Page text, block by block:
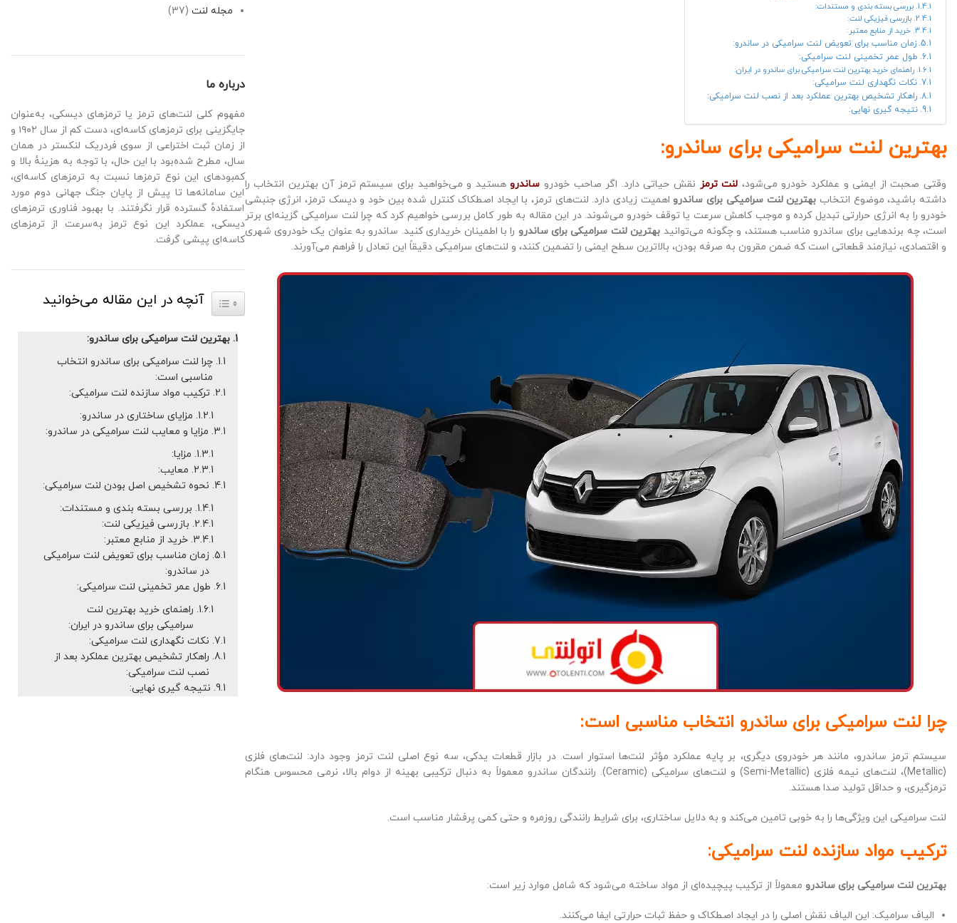
بررسی بسته بندی و مستندات:
بازرسی فیزیکی لنت:
خرید از منابع معتبر:
زمان مناسب برای تعویض لنت سرامیکی در ساندرو:
طول عمر تخمینی لنت سرامیکی:
راهنمای خرید بهترین لنت سرامیکی برای ساندرو در ایران:
نکات نگهداری لنت سرامیکی:
راهکار تشخیص بهترین عملکرد بعد از نصب لنت سرامیکی:
نتیجه گیری نهایی:
بهترین لنت سرامیکی برای ساندرو:
وقتی صحبت از ایمنی و عملکرد خودرو می‌شود، لنت ترمز نقش حیاتی دارد. اگر صاحب خودرو ساندروهستید و می‌خواهید برای سیستم ترمز آن بهترین انتخاب را
داشته باشید، موضوع انتخاب بهترین لنت سرامیکی برای ساندرو اهمیت زیادی دارد. لنت‌های ترمز، با ایجاد اصطکاک کنترل شده بین خود و دیسک ترمز، انرژی جنبشی
خودرو را به انرژی حرارتی تبدیل کرده و موجب کاهش سرعت یا توقف خودرو می‌شوند. در این مقاله به طور کامل بررسی خواهیم کرد که چرا لنت سرامیکی گزینه‌ای برتر
است، چه برندهایی برای ساندرو مناسب هستند، و چگونه می‌توانید بهترین لنت سرامیکی برای ساندرو را با اطمینان خریداری کنید. ساندرو به عنوان یک خودروی شهری
و اقتصادی، نیازمند قطعاتی است که ضمن مقرون به صرفه بودن، بالاترین سطح ایمنی را تضمین کنند، و لنت‌های سرامیکی دقیقاً این تعادل را فراهم می‌آورند.
چرا لنت سرامیکی برای ساندرو انتخاب مناسبی است:
سیستم ترمز ساندرو، مانند هر خودروی دیگری، بر پایه عملکرد مؤثر لنت‌ها استوار است. در بازار قطعات یدکی، سه نوع اصلی لنت ترمز وجود دارد: لنت‌های فلزی
(Metallic)، لنت‌های نیمه فلزی (Semi-Metallic) و لنت‌های سرامیکی (Ceramic). رانندگان ساندرو معمولاً به دنبال ترکیبی بهینه از دوام بالا، نرمی محسوس هنگام
ترمزگیری، و حداقل تولید صدا هستند.
لنت سرامیکی این ویژگی‌ها را به خوبی تامین می‌کند و به دلایل ساختاری، برای شرایط رانندگی روزمره و حتی کمی پرفشار مناسب است.
ترکیب مواد سازنده لنت سرامیکی:
بهترین لنت سرامیکی برای ساندرو معمولاً از ترکیب پیچیده‌ای از مواد ساخته می‌شود که شامل موارد زیر است:
الیاف سرامیک: این الیاف نقش اصلی را در ایجاد اصطکاک و حفظ ثبات حرارتی ایفا می‌کنند.
مجله لنت (37)
درباره ما
مفهوم کلی لنت‌های ترمز یا ترمزهای دیسکی، به‌عنوان
جایگزینی برای ترمزهای کاسه‌ای، دست کم از سال ۱۹۰۲ و
از زمان ثبت اختراعی از سوی فردریک لنکستر در همان
سال، مطرح شده‌بود با این حال، با توجه به هزینهٔ بالا و
کمبودهای این نوع ترمزها نسبت به ترمزهای کاسه‌ای،
این سامانه‌ها تا پیش از پایان جنگ جهانی دوم مورد
استفادهٔ گسترده قرار نگرفتند. با بهبود فناوری ترمزهای
دیسکی، عملکرد این نوع ترمز به‌سرعت از ترمزهای
کاسه‌ای پیشی گرفت.
آنچه در این مقاله می‌خوانید
TOGGLE TABLE OF CONTENT
بهترین لنت سرامیکی برای ساندرو:
چرا لنت سرامیکی برای ساندرو انتخاب
مناسبی است:
ترکیب مواد سازنده لنت سرامیکی:
مزایای ساختاری در ساندرو:
مزایا و معایب لنت سرامیکی در ساندرو:
مزایا:
معایب:
نحوه تشخیص اصل بودن لنت سرامیکی:
بررسی بسته بندی و مستندات:
بازرسی فیزیکی لنت:
خرید از منابع معتبر:
زمان مناسب برای تعویض لنت سرامیکی
در ساندرو:
طول عمر تخمینی لنت سرامیکی:
راهنمای خرید بهترین لنت
سرامیکی برای ساندرو در ایران:
نکات نگهداری لنت سرامیکی:
راهکار تشخیص بهترین عملکرد بعد از
نصب لنت سرامیکی:
نتیجه گیری نهایی: